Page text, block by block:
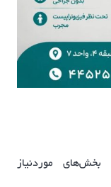
بخش‌های موردنیاز